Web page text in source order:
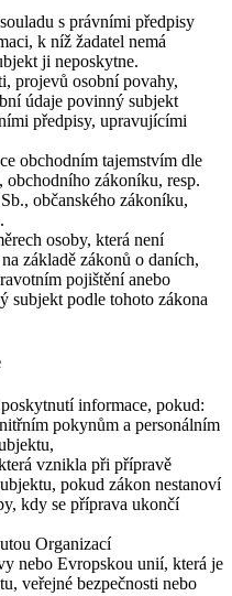
s právními předpisy
k níž žadatel nemá
ji neposkytne.
projevů osobní povahy,
údaje povinný subjekt
předpisy, upravujícími
obchodním tajemstvím dle
obchodního zákoníku, resp.
občanského zákoníku,
osoby, která není
základě zákonů o daních,
pojištění anebo
subjekt podle tohoto zákona
informace, pokud:
pokynům a personálním
vznikla při přípravě
pokud zákon nestanoví
kdy se příprava ukončí
Organizací
nebo Evropskou unií, která je
veřejné bezpečnosti nebo